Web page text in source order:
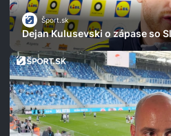
Šport.sk
Dejan Kulusevski o zápase so